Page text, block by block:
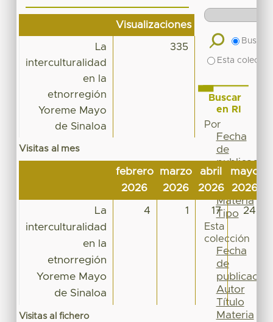
Visualizaciones
La
interculturalidad
en la
etnorregión
Yoreme Mayo
de Sinaloa
335
Visitas al mes
febrero
2026
marzo
2026
abril
2026
mayo
2026
La
interculturalidad
en la
etnorregión
Yoreme Mayo
de Sinaloa
4 1 17 24
Visitas al fichero
Buscar
Esta
Buscar
en RI
Por
Fecha
de
publicación
Autor
Título
Materia
Tipo
Esta
colección
Fecha
de
publicación
Autor
Título
Materia